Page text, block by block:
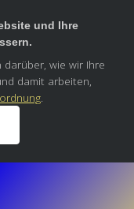
und Ihre
wie wir Ihre
damit arbeiten,
.